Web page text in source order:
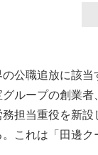
公職追放に該当
ループの創業
担当重役を新
これは「田邊